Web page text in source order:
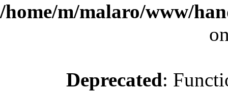
/home/m/malaro/www/
Deprecated: